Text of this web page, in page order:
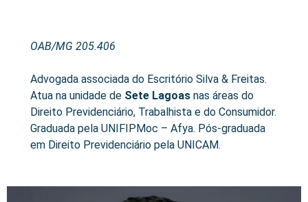
OAB/MG 205.406
Advogada associada do Escritório Silva & Freitas.
Atua na unidade de Sete Lagoas nas áreas do
Direito Previdenciário, Trabalhista e do Consumidor.
Graduada pela UNIFIPMoc – Afya. Pós-graduada
em Direito Previdenciário pela UNICAM.